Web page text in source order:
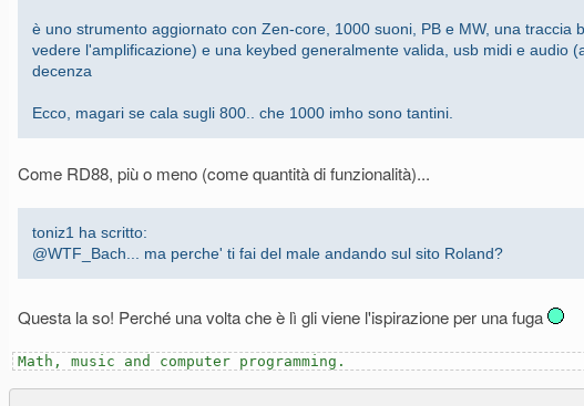
è uno strumento aggiornato con Zen-core, 1000 suoni, PB e MW, una
vedere l'amplificazione) e una keybed generalmente valida, usb midi e
decenza
Ecco, magari se cala sugli 800.. che 1000 imho sono tantini.
Come RD88, più o meno (come quantità di funzionalità)...
toniz1 ha scritto:
@WTF_Bach... ma perche' ti fai del male andando sul sito Roland?
Questa la so! Perché una volta che è lì gli viene l'ispirazione per una fuga
Math, music and computer programming.